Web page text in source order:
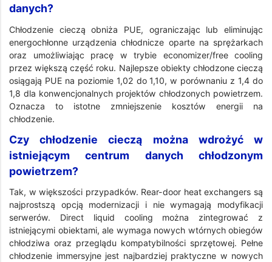
danych?
Chłodzenie cieczą obniża PUE, ograniczając lub eliminując
energochłonne urządzenia chłodnicze oparte na sprężarkach
oraz umożliwiając pracę w trybie economizer/free cooling
przez większą część roku. Najlepsze obiekty chłodzone cieczą
osiągają PUE na poziomie 1,02 do 1,10, w porównaniu z 1,4 do
1,8 dla konwencjonalnych projektów chłodzonych powietrzem.
Oznacza to istotne zmniejszenie kosztów energii na
chłodzenie.
Czy chłodzenie cieczą można wdrożyć w
istniejącym centrum danych chłodzonym
powietrzem?
Tak, w większości przypadków. Rear-door heat exchangers są
najprostszą opcją modernizacji i nie wymagają modyfikacji
serwerów. Direct liquid cooling można zintegrować z
istniejącymi obiektami, ale wymaga nowych wtórnych obiegów
chłodziwa oraz przeglądu kompatybilności sprzętowej. Pełne
chłodzenie immersyjne jest najbardziej praktyczne w nowych